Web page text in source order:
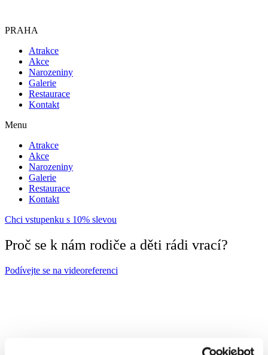
PRAHA
Atrakce
Akce
Narozeniny
Galerie
Restaurace
Kontakt
Menu
Atrakce
Akce
Narozeniny
Galerie
Restaurace
Kontakt
Chci vstupenku s 10% slevou
Proč se k nám rodiče a děti rádi vrací?
Podívejte se na videoreferenci